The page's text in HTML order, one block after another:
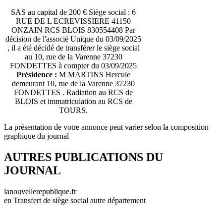
SAS au capital de 200 € Siège social : 6
RUE DE L ECREVISSIERE 41150
ONZAIN RCS BLOIS 830554408 Par
décision de l'associé Unique du 03/09/2025
, il a été décidé de transférer le siège social
au 10, rue de la Varenne 37230
FONDETTES à compter du 03/09/2025
Présidence : M MARTINS Hercule
demeurant 10, rue de la Varenne 37230
FONDETTES . Radiation au RCS de
BLOIS et immatriculation au RCS de
TOURS.
La présentation de votre annonce peut varier selon la composition
graphique du journal
AUTRES PUBLICATIONS DU
JOURNAL
lanouvellerepublique.fr
en Transfert de siège social autre département